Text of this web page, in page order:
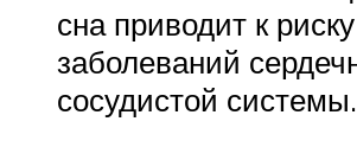
сна приводит к
заболеваний
сосудистой системы.